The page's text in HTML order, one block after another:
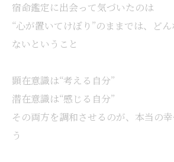
宿命鑑定に出会って気づいたのは
“心が置いてけぼり”のままでは、ど
ないということ
顕在意識は“考える自分”
潜在意識は“感じる自分”
その両方を調和させるのが、本当の
う